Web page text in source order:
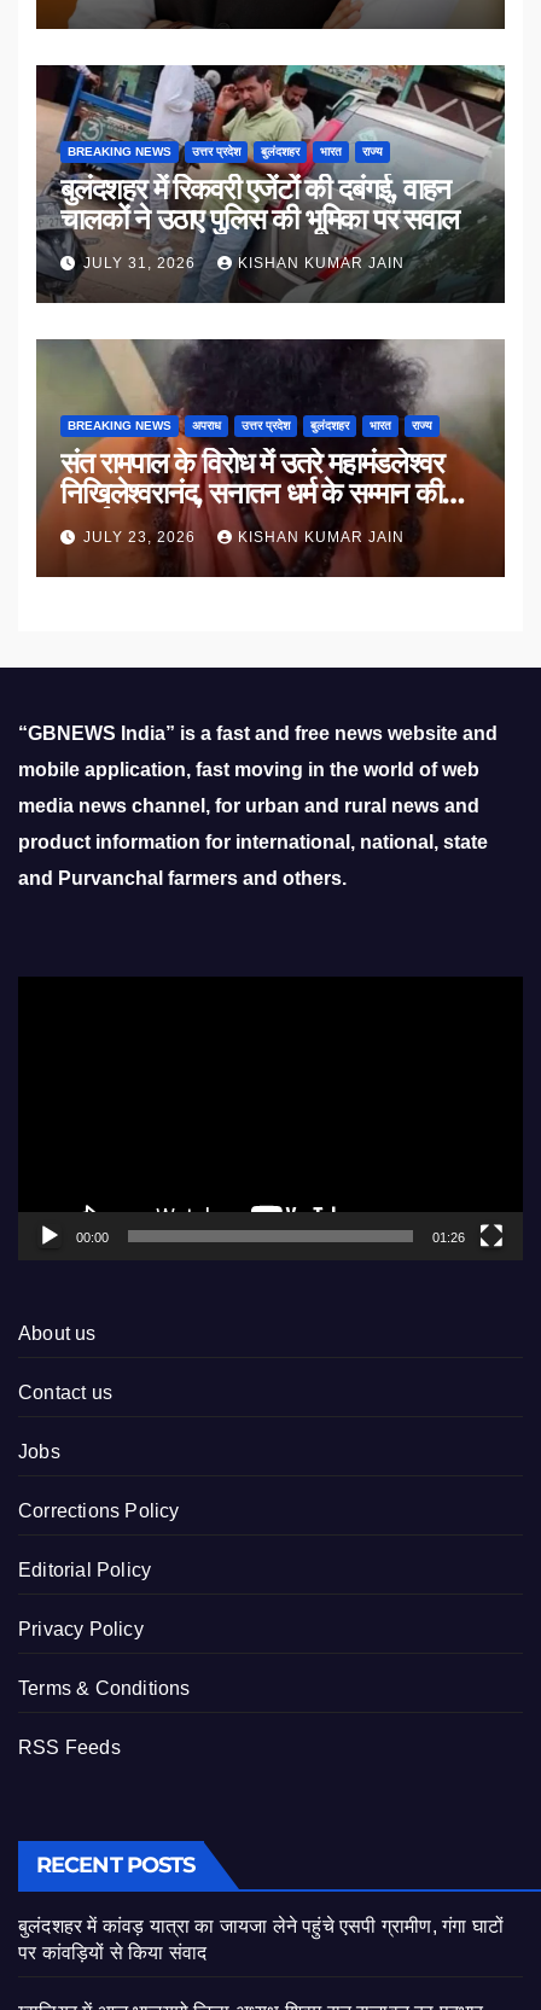
BREAKING NEWS उत्तर प्रदेश बुलंदशहर भारत राज्य
बुलंदशहर में रिकवरी एजेंटों की दबंगई, वाहन
चालकों ने उठाए पुलिस की भूमिका पर सवाल
JULY 31, 2026 KISHAN KUMAR JAIN
BREAKING NEWS अपराध उत्तर प्रदेश बुलंदशहर भारत राज्य
संत रामपाल के विरोध में उतरे महामंडलेश्वर
निखिलेश्वरानंद, सनातन धर्म के सम्मान की
उठाई मांग
JULY 23, 2026 KISHAN KUMAR JAIN
“GBNEWS India” is a fast and free news website and
mobile application, fast moving in the world of web
media news channel, for urban and rural news and
product information for international, national, state
and Purvanchal farmers and others.
00:00 01:26
About us
Contact us
Jobs
Corrections Policy
Editorial Policy
Privacy Policy
Terms & Conditions
RSS Feeds
RECENT POSTS
बुलंदशहर में कांवड़ यात्रा का जायजा लेने पहुंचे एसपी ग्रामीण, गंगा घाटों
पर कांवड़ियों से किया संवाद